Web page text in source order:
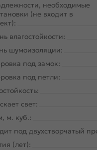
необходимые
(не входит в
влагостойкости:
шумоизоляции:
под замок:
под петли:
свет:
м. куб.:
под двухстворчатый
(лет):